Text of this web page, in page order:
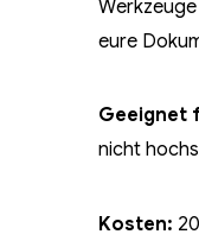
eure
Geeignet
nicht
Kosten: